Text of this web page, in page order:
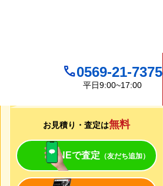
0569-21-7375
平日9:00~17:00
買取について
お見積り・査定は無料
LINEで査定 （友だち追加）